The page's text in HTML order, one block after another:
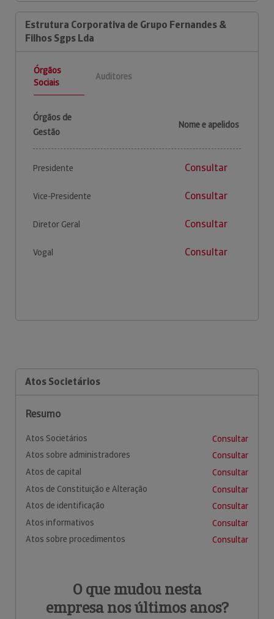
Estrutura Corporativa de Grupo Fernandes &
Filhos Sgps Lda
Órgãos
Sociais
Auditores
Órgãos de
Gestão
Nome e apelidos
Presidente Consultar
Vice-Presidente Consultar
Diretor Geral Consultar
Vogal Consultar
Atos Societários
Resumo
Atos Societários
Consultar
Atos sobre administradores
Consultar
Atos de capital
Consultar
Atos de Constituição e Alteração
Consultar
Atos de identificação
Consultar
Atos informativos
Consultar
Atos sobre procedimentos
Consultar
O que mudou nesta
empresa nos últimos anos?